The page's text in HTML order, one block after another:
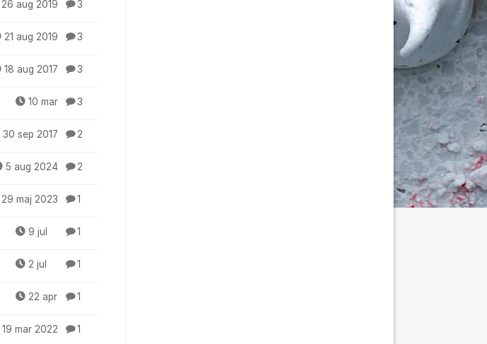
26 aug 2019 3
21 aug 2019 3
18 aug 2017 3
10 mar 3
30 sep 2017 2
5 aug 2024 2
29 maj 2023 1
9 jul 1
2 jul 1
22 apr 1
19 mar 2022 1